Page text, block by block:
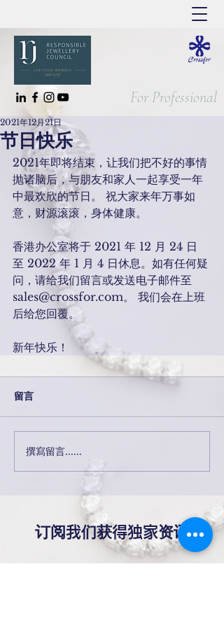
For Professional
节日快乐
2021年12月21日
2021年即将结束，让我们把不好的事情
抛诸脑后，与朋友和家人一起享受一年
中最欢欣的节日。 祝大家来年万事如
意，财源滚滚，身体健康。
香港办公室将于 2021 年 12 月 24 日
至 2022 年 1 月 4 日休息。如有任何疑
问，请给我们留言或发送电子邮件至
sales@crossfor.com。 我们会在上班
后给您回覆。
新年快乐！
留言
撰寫留言......
订阅我们获得独家资讯